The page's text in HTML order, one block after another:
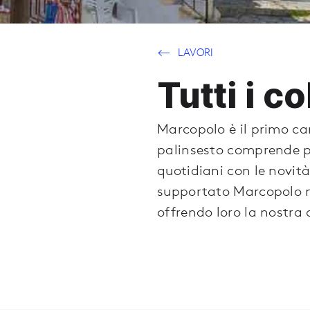
LAVORI
Tutti i
Marcopolo è il primo
palinsesto comprende
quotidiani con le
supportato Marcopolo
offrendo loro la nostra